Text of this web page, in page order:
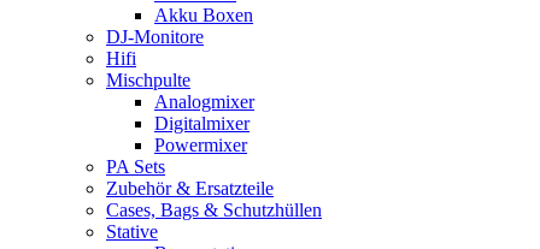
Akku Boxen
DJ-Monitore
Hifi
Mischpulte
Analogmixer
Digitalmixer
Powermixer
PA Sets
Zubehör & Ersatzteile
Cases, Bags & Schutzhüllen
Stative